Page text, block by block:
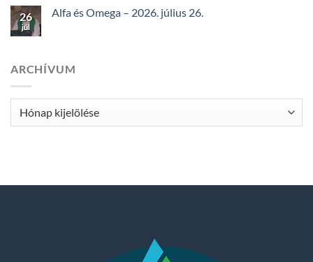
26
júl
Alfa és Omega – 2026. július 26.
ARCHÍVUM
Archívum